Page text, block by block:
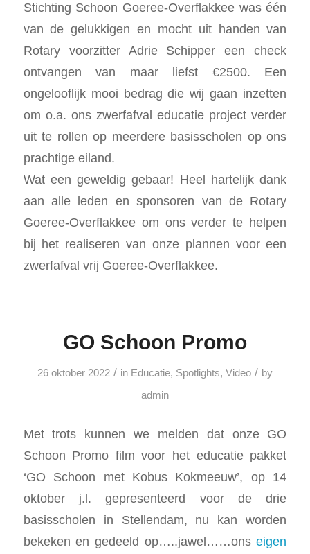
Stichting Schoon Goeree-Overflakkee was één
van de gelukkigen en mocht uit handen van
Rotary voorzitter Adrie Schipper een check
ontvangen van maar liefst €2500. Een
ongelooflijk mooi bedrag die wij gaan inzetten
om o.a. ons zwerfafval educatie project verder
uit te rollen op meerdere basisscholen op ons
prachtige eiland.
Wat een geweldig gebaar! Heel hartelijk dank
aan alle leden en sponsoren van de Rotary
Goeree-Overflakkee om ons verder te helpen
bij het realiseren van onze plannen voor een
zwerfafval vrij Goeree-Overflakkee.
GO Schoon Promo
26 oktober 2022 / in Educatie, Spotlights, Video / by
admin
Met trots kunnen we melden dat onze GO
Schoon Promo film voor het educatie pakket
‘GO Schoon met Kobus Kokmeeuw’, op 14
oktober j.l. gepresenteerd voor de drie
basisscholen in Stellendam, nu kan worden
bekeken en gedeeld op…..jawel……onseigen